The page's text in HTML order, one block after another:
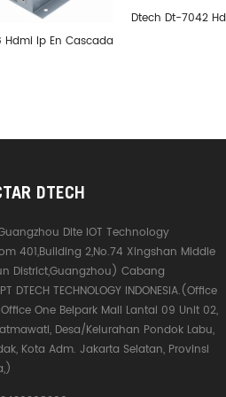
Hdmi Ip En Cascada
Dtech Dt-7042
DTECH
Dite IOT Technology
401,Building 2,No.74 Xingshan Middle
District,Guangzhou) Cabang
DTECH TECHNOLOGY INDONESIA.(Office
Office One Belpark Mall Lantai 09 Unit 02,
Desa/Kelurahan Pondok Labu,
Kota Adm. Jakarta Selatan, Provinsi